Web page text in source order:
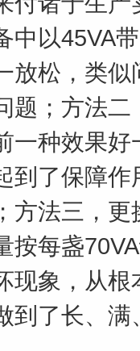
中以45VA
放松，类
题；方法
一种效果
到了保障
方法三，
按每盏
现象，从
到了长、满